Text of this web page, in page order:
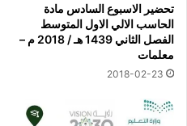
تحضير الاسبوع السادس مادة
الحاسب الالي الاول المتوسط
الفصل الثاني 1439 هـ / 2018 م –
معلمات
2018-02-23